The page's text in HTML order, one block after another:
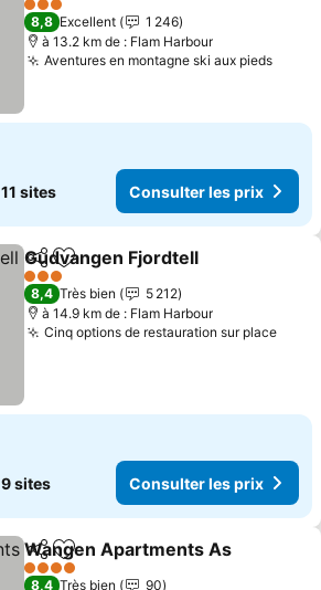
3 Étoiles
8,8 Excellent
1 246
à 13.2 km de : Flam Harbour
Aventures en montagne ski aux pieds
11 sites Consulter les prix
PartagerAjouter à mes favoris
Gudvangen Fjordtell
3 Étoiles
8,4 Très bien
5 212
à 14.9 km de : Flam Harbour
Cinq options de restauration sur place
9 sites Consulter les prix
PartagerAjouter à mes favoris
Wangen Apartments As
4 Étoiles
8,4 Très bien 90